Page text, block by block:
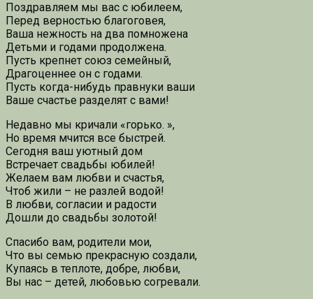
Поздравляем мы вас с юбилеем,
Перед верностью благоговея,
Ваша нежность на два помножена
Детьми и годами продолжена.
Пусть крепнет союз семейный,
Драгоценнее он с годами.
Пусть когда-нибудь правнуки ваши
Ваше счастье разделят с вами!
Недавно мы кричали «горько. »,
Но время мчится все быстрей.
Сегодня ваш уютный дом
Встречает свадьбы юбилей!
Желаем вам любви и счастья,
Чтоб жили – не разлей водой!
В любви, согласии и радости
Дошли до свадьбы золотой!
Спасибо вам, родители мои,
Что вы семью прекрасную создали,
Купаясь в теплоте, добре, любви,
Вы нас – детей, любовью согревали.